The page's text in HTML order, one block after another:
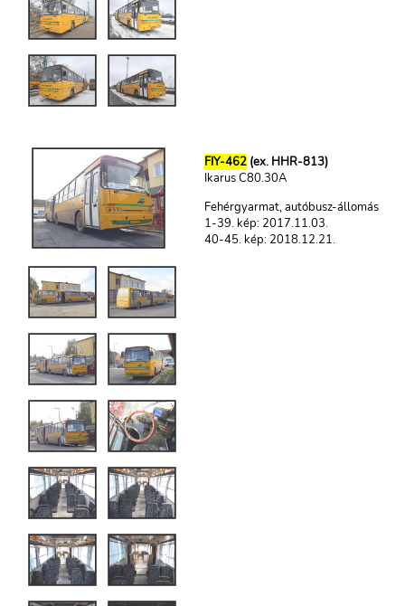
FIY-462 (ex. HHR-813)
Ikarus C80.30A
Fehérgyarmat, autóbusz-állomás
1-39. kép: 2017.11.03.
40-45. kép: 2018.12.21.